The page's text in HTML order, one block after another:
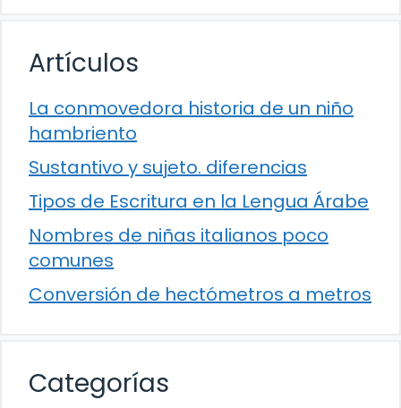
Artículos
La conmovedora historia de un niño
hambriento
Sustantivo y sujeto. diferencias
Tipos de Escritura en la Lengua Árabe
Nombres de niñas italianos poco
comunes
Conversión de hectómetros a metros
Categorías